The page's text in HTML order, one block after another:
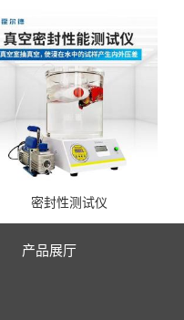
密封性测试仪
产品展厅